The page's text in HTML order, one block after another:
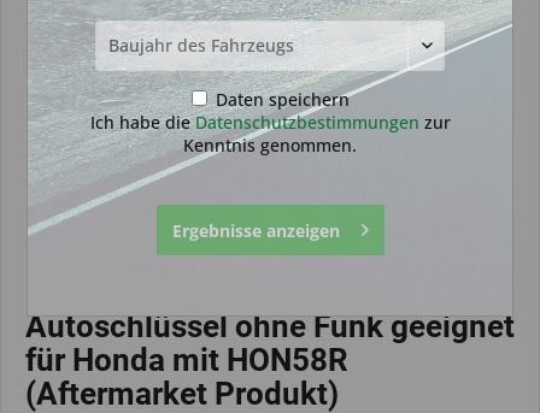
Autoschlüssel ohne Funk geeignet
für Honda mit HON58R
(Aftermarket Produkt)
Daten speichern
Ich habe dieDatenschutzbestimmungen zur
Kenntnis genommen.
Ergebnisse anzeigen